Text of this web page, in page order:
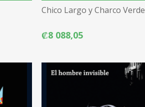
Chico Largo y Charco Verde
₡8 088,05